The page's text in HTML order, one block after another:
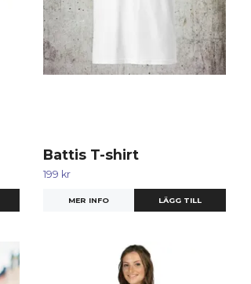
Battis T-shirt
199 kr
MER INFO LÄGG TILL